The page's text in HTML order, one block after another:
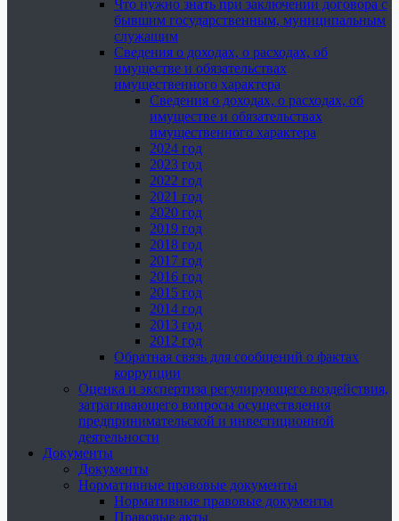
Что нужно знать при заключении договора с
бывшим государственным, муниципальным
служащим
Сведения о доходах, о расходах, об
имуществе и обязательствах
имущественного характера
Сведения о доходах, о расходах, об
имуществе и обязательствах
имущественного характера
2024 год
2023 год
2022 год
2021 год
2020 год
2019 год
2018 год
2017 год
2016 год
2015 год
2014 год
2013 год
2012 год
Обратная связь для сообщений о фактах
коррупции
Оценка и экспертиза регулирующего воздействия,
затрагивающего вопросы осуществления
предпринимательской и инвестиционной
деятельности
Документы
Документы
Нормативные правовые документы
Нормативные правовые документы
Правовые акты